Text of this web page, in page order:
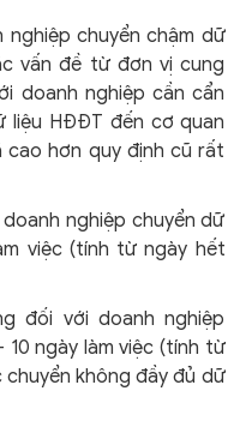
chuyển chậm dữ
vấn đề từ đơn vị cung
doanh nghiệp cần cẩn
liệu HĐĐT đến cơ quan
hơn quy định cũ rất
nghiệp chuyển dữ
việc (tính từ ngày hết
đối với doanh nghiệp
ngày làm việc (tính từ
không đầy đủ dữ